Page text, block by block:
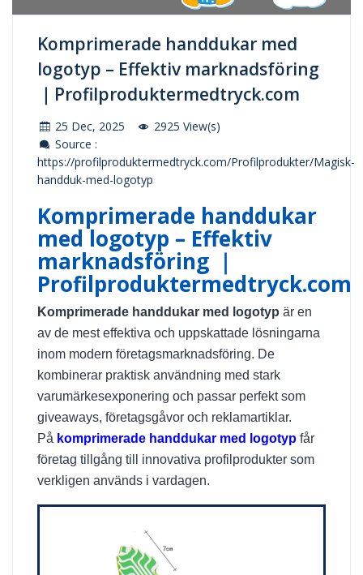
Komprimerade handdukar med
logotyp – Effektiv marknadsföring
｜Profilproduktermedtryck.com
25 Dec, 2025
2925 View(s)
Source :
https://profilproduktermedtryck.com/Profilprodukter/Magisk-
handduk-med-logotyp
Komprimerade handdukar
med logotyp – Effektiv
marknadsföring ｜
Profilproduktermedtryck.com
Komprimerade handdukar med logotyp är en
av de mest effektiva och uppskattade lösningarna
inom modern företagsmarknadsföring. De
kombinerar praktisk användning med stark
varumärkesexponering och passar perfekt som
giveaways, företagsgåvor och reklamartiklar.
På komprimerade handdukar med logotyp får
företag tillgång till innovativa profilprodukter som
verkligen används i vardagen.